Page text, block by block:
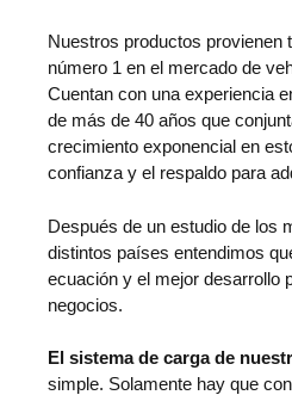
Nuestros productos provienen
número 1 en el mercado de
Cuentan con una experiencia
de más de 40 años que
crecimiento exponencial en
confianza y el respaldo para
Después de un estudio de los
distintos países entendimos
ecuación y el mejor desarrollo
negocios.
El sistema de carga de
simple. Solamente hay que